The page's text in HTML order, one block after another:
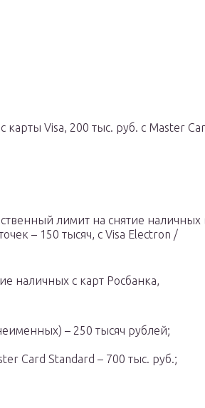
карты Visa, 200 тыс. руб. с Master
лимит на снятие наличных
– 150 тысяч, с Visa Electron /
наличных с карт Росбанка,
– 250 тысяч рублей;
Card Standard – 700 тыс. руб.;